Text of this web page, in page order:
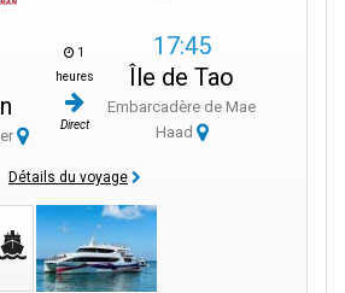
1
heures
Direct
17:45
Île de Tao
Embarcadère de Mae
Haad
Détails du voyage